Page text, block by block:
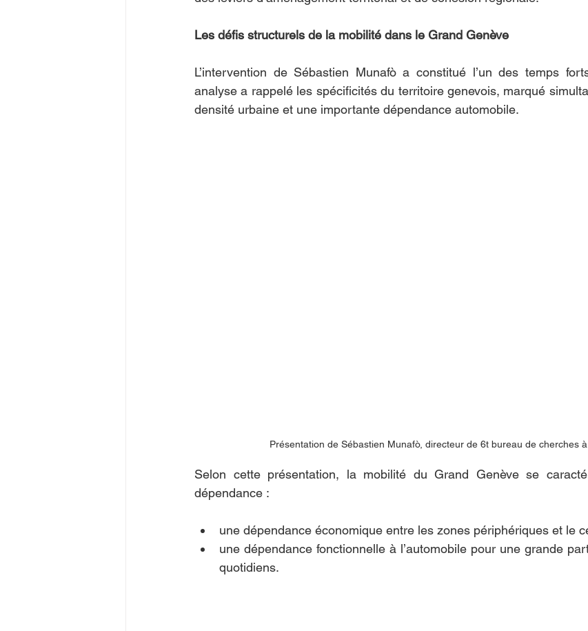
Les défis structurels de la mobilité dans le Grand Genève
L’intervention de Sébastien Munafò a constitué l’un des temps
analyse a rappelé les spécificités du territoire genevois, marqué
densité urbaine et une importante dépendance automobile.
Présentation de Sébastien Munafò, directeur de 6t bureau de cherches
Selon cette présentation, la mobilité du Grand Genève se
dépendance :
une dépendance économique entre les zones périphériques et le
une dépendance fonctionnelle à l’automobile pour une grande
quotidiens.